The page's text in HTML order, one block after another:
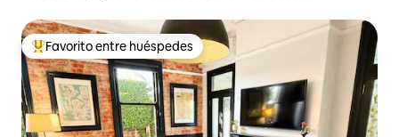
Favorito entre los huéspedes más destacados
Favorito entre huéspedes